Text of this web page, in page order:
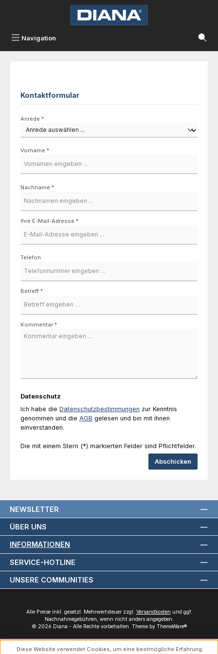
Zum Hauptinhalt springen
Navigation
Kontaktformular
Anrede *
Vorname *
Nachname *
Ihre E-Mail-Adresse *
Telefon
Betreff *
Kommentar *
Datenschutz
Ich habe die Datenschutzbestimmungen zur Kenntnis
genommen und die AGB gelesen und bin mit ihnen
einverstanden.
Die mit einem Stern (*) markierten Felder sind Pflichtfelder.
Abschicken
NEWSLETTER
ÜBER UNS
INFORMATIONEN
SERVICE-HOTLINE
UNSERE COMMUNITIES
Alle Preise inkl. gesetzl. Mehrwertsteuer zzgl. Versandkosten und ggf.
Nachnahmegebühren, wenn nicht anders angegeben.
© 2026 Diana - Alle Rechte vorbehalten. Theme by ThemeWare®
Diese Website verwendet Cookies, um eine bestmögliche Erfahrung